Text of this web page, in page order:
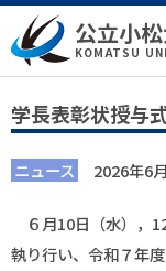
本文へ
公立小
KOMATSU
卒業生の方へ
学長表彰状授与
ニュース 2026年6
６月10日（水），
執り行い、令和７年